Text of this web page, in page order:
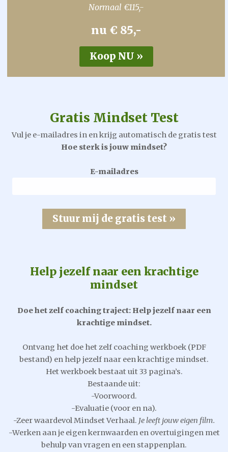
Normaal €115,-
nu € 85,-
Gratis Mindset Test
Vul je e-mailadres in en krijg automatisch de gratis test
Hoe sterk is jouw mindset?
E-mailadres
Help jezelf naar een krachtige
mindset
Doe het zelf coaching traject: Help jezelf naar een
krachtige mindset.
Ontvang het doe het zelf coaching werkboek (PDF
bestand) en help jezelf naar een krachtige mindset.
Het werkboek bestaat uit 33 pagina’s.
Bestaande uit:
-Voorwoord.
-Evaluatie (voor en na).
-Zeer waardevol Mindset Verhaal. Je leeft jouw eigen film.
-Werken aan je eigen kernwaarden en overtuigingen met
behulp van vragen en een stappenplan.